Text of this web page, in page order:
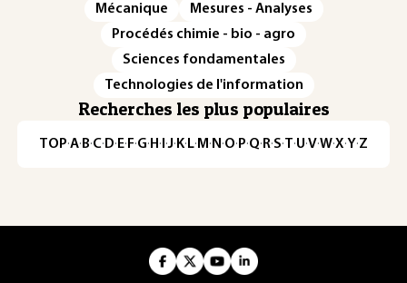
Mécanique
Mesures - Analyses
Procédés chimie - bio - agro
Sciences fondamentales
Technologies de l'information
Recherches les plus populaires
TOP·A·B·C· D· E· F·G· H · ·J· K· L· M · N ·O· P·Q· R·S·T·U·V·W·X·Y·Z